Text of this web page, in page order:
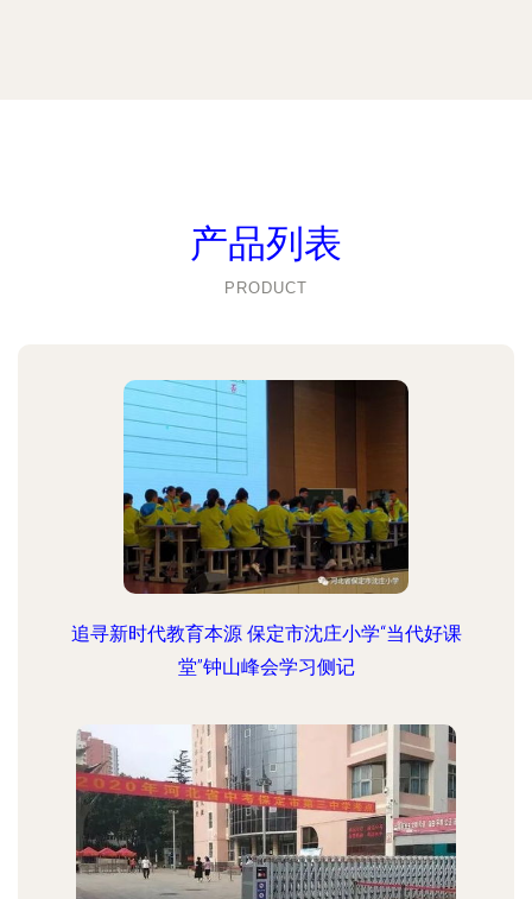
产品列表
PRODUCT
追寻新时代教育本源 保定市沈庄小学“当代好课
堂”钟山峰会学习侧记